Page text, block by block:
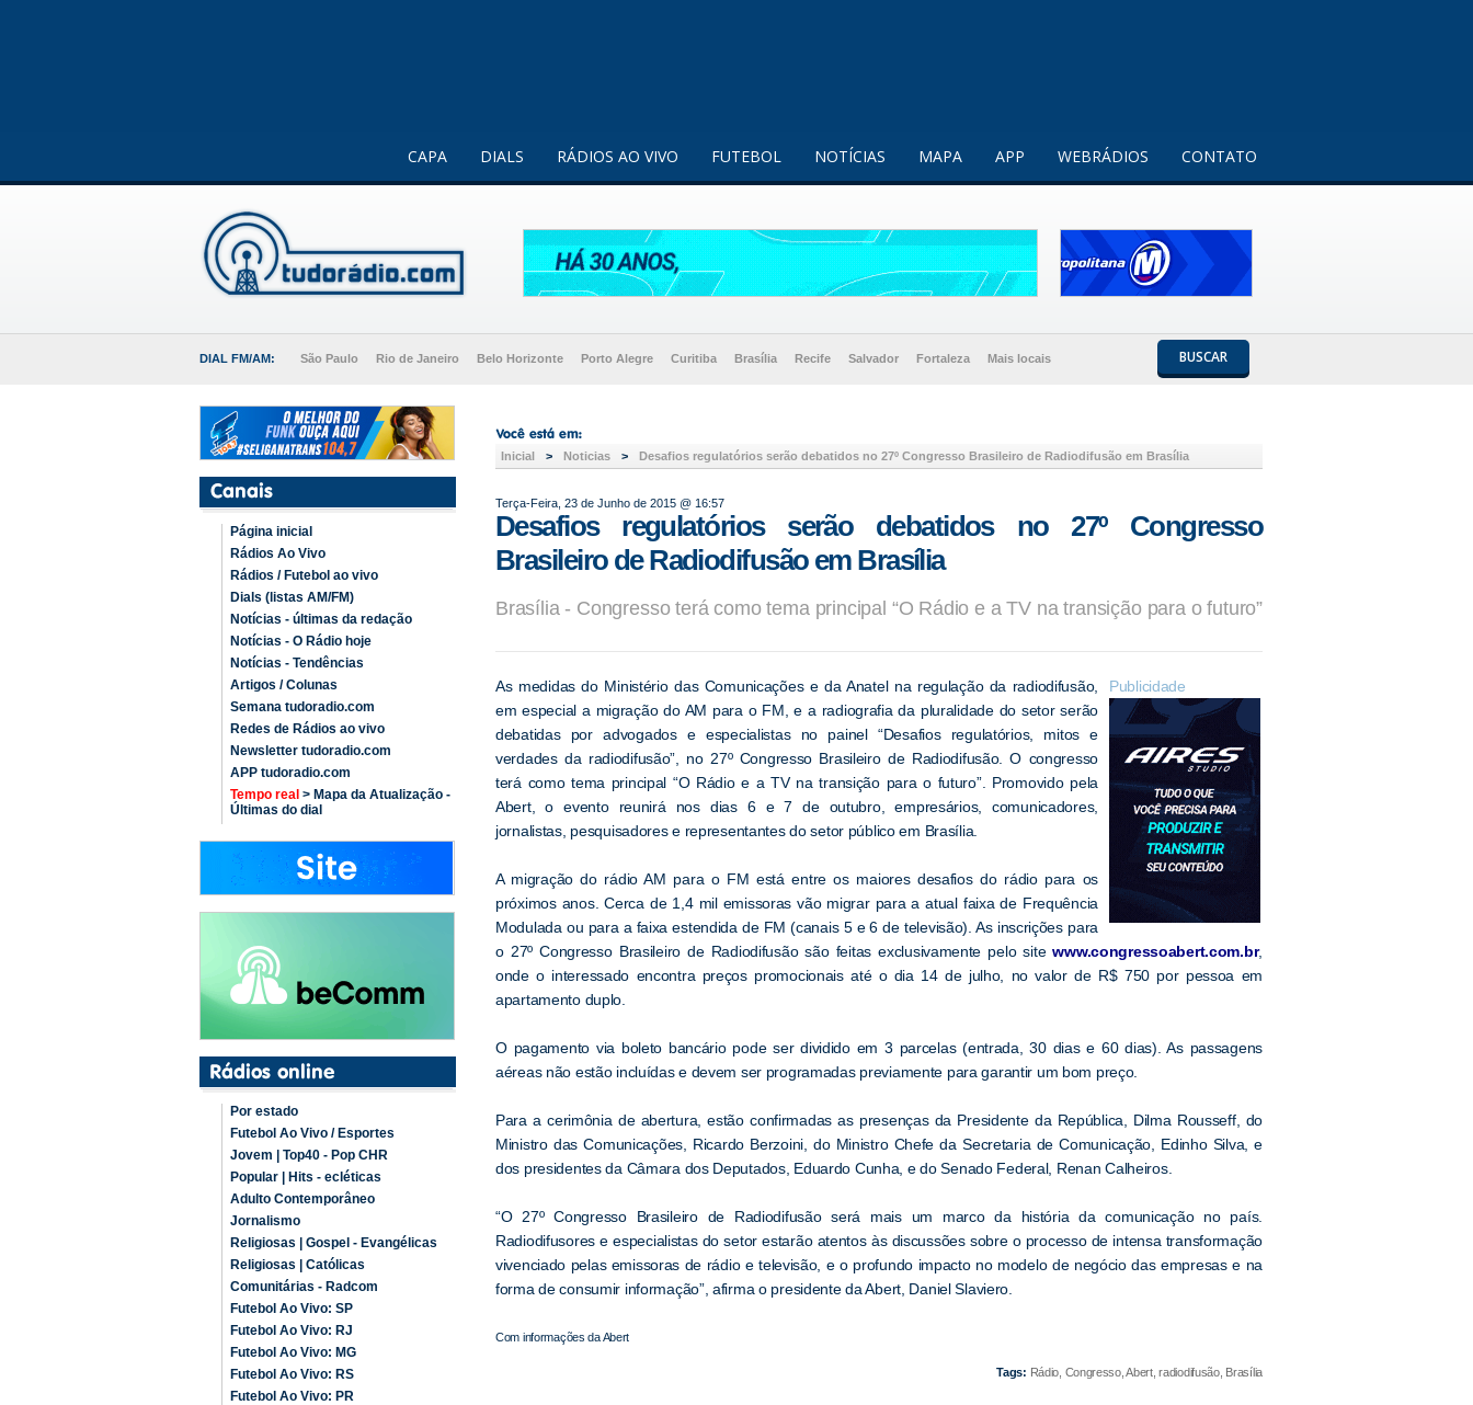
CAPA DIALS RÁDIOS AO VIVO FUTEBOL NOTÍCIAS MAPA APP WEBRÁDIOS CONTATO
DIAL FM/AM: São Paulo Rio de Janeiro Belo Horizonte Porto Alegre Curitiba Brasília Recife Salvador Fortaleza Mais locais BUSCAR
Página inicial
Rádios Ao Vivo
Rádios / Futebol ao vivo
Dials (listas AM/FM)
Notícias - últimas da redação
Notícias - O Rádio hoje
Notícias - Tendências
Artigos / Colunas
Semana tudoradio.com
Redes de Rádios ao vivo
Newsletter tudoradio.com
APP tudoradio.com
Tempo real > Mapa da Atualização -
Últimas do dial
Por estado
Futebol Ao Vivo / Esportes
Jovem | Top40 - Pop CHR
Popular | Hits - ecléticas
Adulto Contemporâneo
Jornalismo
Religiosas | Gospel - Evangélicas
Religiosas | Católicas
Comunitárias - Radcom
Futebol Ao Vivo: SP
Futebol Ao Vivo: RJ
Futebol Ao Vivo: MG
Futebol Ao Vivo: RS
Futebol Ao Vivo: PR
Inicial > Noticias > Desafios regulatórios serão debatidos no 27º Congresso Brasileiro de Radiodifusão em Brasília
Terça-Feira, 23 de Junho de 2015 @ 16:57
Desafios regulatórios serão debatidos no 27º Congresso
Brasileiro de Radiodifusão em Brasília
Brasília - Congresso terá como tema principal “O Rádio e a TV na transição para o futuro”
Publicidade
As medidas do Ministério das Comunicações e da Anatel na regulação da radiodifusão,
em especial a migração do AM para o FM, e a radiografia da pluralidade do setor serão
debatidas por advogados e especialistas no painel “Desafios regulatórios, mitos e
verdades da radiodifusão”, no 27º Congresso Brasileiro de Radiodifusão. O congresso
terá como tema principal “O Rádio e a TV na transição para o futuro”. Promovido pela
Abert, o evento reunirá nos dias 6 e 7 de outubro, empresários, comunicadores,
jornalistas, pesquisadores e representantes do setor público em Brasília.
A migração do rádio AM para o FM está entre os maiores desafios do rádio para os
próximos anos. Cerca de 1,4 mil emissoras vão migrar para a atual faixa de Frequência
Modulada ou para a faixa estendida de FM (canais 5 e 6 de televisão). As inscrições para
o 27º Congresso Brasileiro de Radiodifusão são feitas exclusivamente pelo sitewww.congressoabert.com.br,
onde o interessado encontra preços promocionais até o dia 14 de julho, no valor de R$ 750 por pessoa em
apartamento duplo.
O pagamento via boleto bancário pode ser dividido em 3 parcelas (entrada, 30 dias e 60 dias). As passagens
aéreas não estão incluídas e devem ser programadas previamente para garantir um bom preço.
Para a cerimônia de abertura, estão confirmadas as presenças da Presidente da República, Dilma Rousseff, do
Ministro das Comunicações, Ricardo Berzoini, do Ministro Chefe da Secretaria de Comunicação, Edinho Silva, e
dos presidentes da Câmara dos Deputados, Eduardo Cunha, e do Senado Federal, Renan Calheiros.
“O 27º Congresso Brasileiro de Radiodifusão será mais um marco da história da comunicação no país.
Radiodifusores e especialistas do setor estarão atentos às discussões sobre o processo de intensa transformação
vivenciado pelas emissoras de rádio e televisão, e o profundo impacto no modelo de negócio das empresas e na
forma de consumir informação”, afirma o presidente da Abert, Daniel Slaviero.
Com informações da Abert
Tags: Rádio, Congresso, Abert, radiodifusão, Brasília